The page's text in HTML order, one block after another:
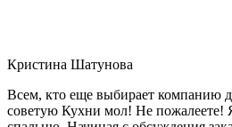
Кристина Шатунова
Всем, кто еще выбирает компанию
советую Кухни мол! Не пожалеете!